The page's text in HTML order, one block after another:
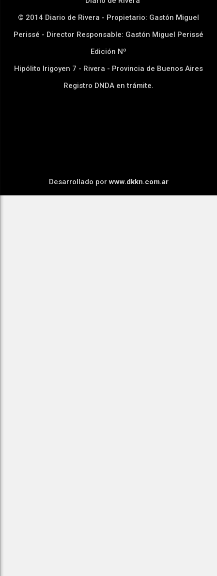
© 2014 Diario de Rivera - Propietario: Gastón Miguel
Perissé - Director Responsable: Gastón Miguel Perissé
Edición Nº
Hipólito Irigoyen 7 - Rivera - Provincia de Buenos Aires
Registro DNDA en trámite.